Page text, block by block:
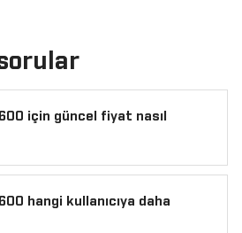
için güncel fiyat nasıl
hangi kullanıcıya daha